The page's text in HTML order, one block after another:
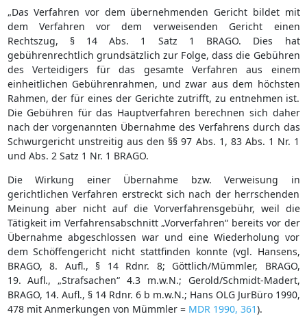
„Das Verfahren vor dem übernehmenden Gericht bildet mit
dem Verfahren vor dem verweisenden Gericht einen
Rechtszug, § 14 Abs. 1 Satz 1 BRAGO. Dies hat
gebührenrechtlich grundsätzlich zur Folge, dass die Gebühren
des Verteidigers für das gesamte Verfahren aus einem
einheitlichen Gebührenrahmen, und zwar aus dem höchsten
Rahmen, der für eines der Gerichte zutrifft, zu entnehmen ist.
Die Gebühren für das Hauptverfahren berechnen sich daher
nach der vorgenannten Übernahme des Verfahrens durch das
Schwurgericht unstreitig aus den §§ 97 Abs. 1, 83 Abs. 1 Nr. 1
und Abs. 2 Satz 1 Nr. 1 BRAGO.
Die Wirkung einer Übernahme bzw. Verweisung in
gerichtlichen Verfahren erstreckt sich nach der herrschenden
Meinung aber nicht auf die Vorverfahrensgebühr, weil die
Tätigkeit im Verfahrensabschnitt „Vorverfahren“ bereits vor der
Übernahme abgeschlossen war und eine Wiederholung vor
dem Schöffengericht nicht stattfinden konnte (vgl. Hansens,
BRAGO, 8. Aufl., § 14 Rdnr. 8; Göttlich/Mümmler, BRAGO,
19. Aufl., „Strafsachen“ 4.3 m.w.N.; Gerold/Schmidt-Madert,
BRAGO, 14. Aufl., § 14 Rdnr. 6 b m.w.N.; Hans OLG JurBüro 1990,
478 mit Anmerkungen von Mümmler = MDR 1990, 361).